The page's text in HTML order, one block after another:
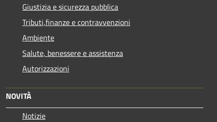
Giustizia e sicurezza pubblica
Tributi,finanze e contravvenzioni
Ambiente
Salute, benessere e assistenza
Autorizzazioni
NOVITÀ
Notizie